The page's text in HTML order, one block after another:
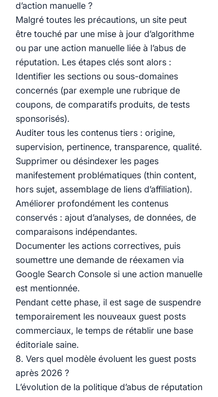
d’action manuelle ?
Malgré toutes les précautions, un site peut
être touché par une mise à jour d’algorithme
ou par une action manuelle liée à l’abus de
réputation. Les étapes clés sont alors :
Identifier les sections ou sous-domaines
concernés (par exemple une rubrique de
coupons, de comparatifs produits, de tests
sponsorisés).
Auditer tous les contenus tiers : origine,
supervision, pertinence, transparence, qualité.
Supprimer ou désindexer les pages
manifestement problématiques (thin content,
hors sujet, assemblage de liens d’affiliation).
Améliorer profondément les contenus
conservés : ajout d’analyses, de données, de
comparaisons indépendantes.
Documenter les actions correctives, puis
soumettre une demande de réexamen via
Google Search Console si une action manuelle
est mentionnée.
Pendant cette phase, il est sage de suspendre
temporairement les nouveaux guest posts
commerciaux, le temps de rétablir une base
éditoriale saine.
8. Vers quel modèle évoluent les guest posts
après 2026 ?
L’évolution de la politique d’abus de réputation